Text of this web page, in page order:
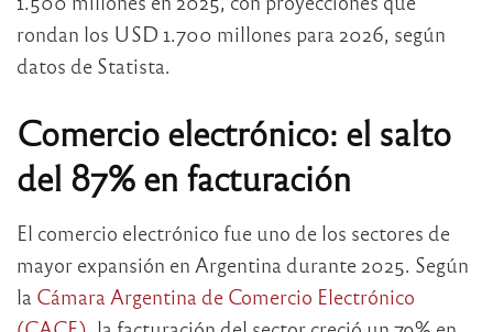
rondan los USD 1.700 millones para 2026, según
datos de Statista.
Comercio electrónico: el salto
del 87% en facturación
El comercio electrónico fue uno de los sectores de
mayor expansión en Argentina durante 2025. Según
la Cámara Argentina de Comercio Electrónico